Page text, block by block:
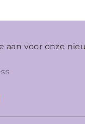
aan voor onze